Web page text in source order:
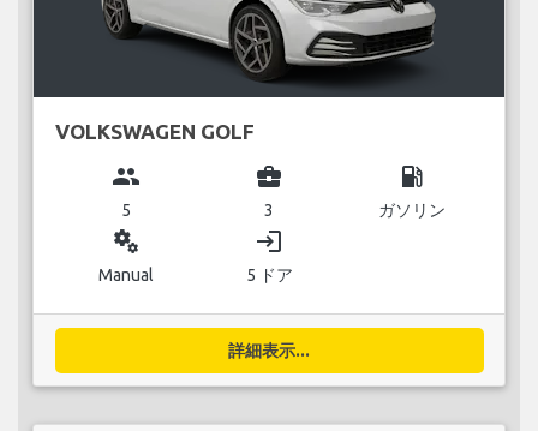
VOLKSWAGEN GOLF
group
5
business_center
3
local_gas_station
ガソリン
miscellaneous_services
Manual
login
5 ドア
詳細表示...